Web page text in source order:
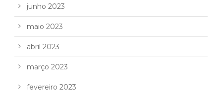
junho 2023
maio 2023
abril 2023
março 2023
fevereiro 2023